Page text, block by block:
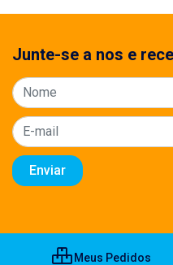
Junte-se a nos e
Meus Pedidos